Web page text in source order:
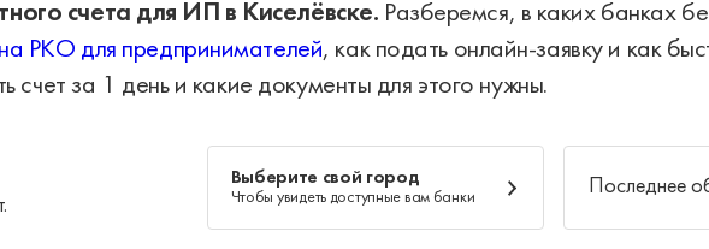
счета для ИП в Киселёвске. Разберемся, в каких банках
РКО для предпринимателей, как подать онлайн-заявку и как
счет за 1 день и какие документы для этого нужны.
Выберите свой город
Чтобы увидеть доступные вам банки
Последнее